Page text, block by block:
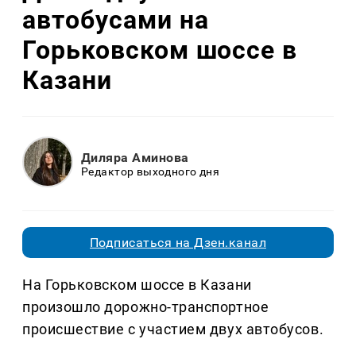
автобусами на
Горьковском шоссе в
Казани
Диляра Аминова
Редактор выходного дня
Подписаться на Дзен.канал
На Горьковском шоссе в Казани
произошло дорожно-транспортное
происшествие с участием двух автобусов.